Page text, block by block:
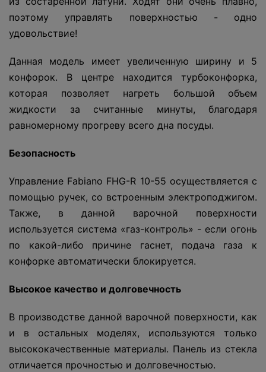
поэтому управлять поверхностью - одно
удовольствие!
Данная модель имеет увеличенную ширину и 5
конфорок. В центре находится турбоконфорка,
которая позволяет нагреть большой объем
жидкости за считанные минуты, благодаря
равномерному прогреву всего дна посуды.
Безопасность
Управление Fabiano FHG-R 10-55 осуществляется с
помощью ручек, со встроенным электроподжигом.
Также, в данной варочной поверхности
используется система «газ-контроль» - если огонь
по какой-либо причине гаснет, подача газа к
конфорке автоматически блокируется.
Высокое качество и долговечность
В производстве данной варочной поверхности, как
и в остальных моделях, используются только
высококачественные материалы. Панель из стекла
отличается прочностью и долговечностью.